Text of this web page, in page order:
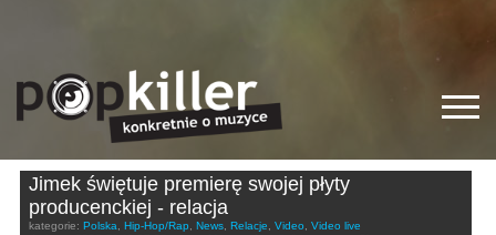
Jimek świętuje premierę swojej płyty
producenckiej - relacja
kategorie: Polska, Hip-Hop/Rap, News, Relacje, Video, Video live